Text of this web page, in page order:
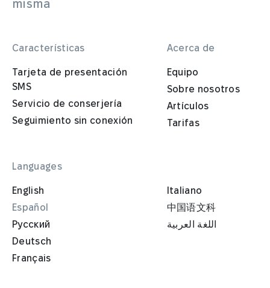
misma
Características
Tarjeta de presentación
SMS
Servicio de conserjería
Seguimiento sin conexión
Acerca de
Equipo
Sobre nosotros
Artículos
Tarifas
Languages
English
Español
Русский
Deutsch
Français
Italiano
中国语文科
اللغة العربية